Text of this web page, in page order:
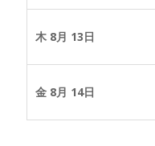
木 8月 13日
金 8月 14日